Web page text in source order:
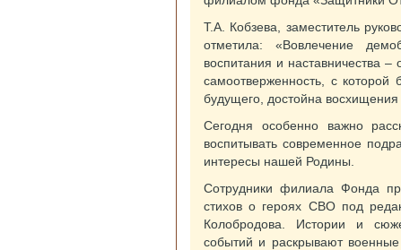
Отдел
отдел
Т.А. Кобзева, заместитель
отметила: «Вовлечение
воспитания и наставничества
самоотверженность, с
будущего, достойна восхищения
Сегодня особенно важно
воспитывать современное
интересы нашей Родины.
Сотрудники филиала Фонда
стихов о героях СВО под
Колобродова. Истории и
событий и раскрывают